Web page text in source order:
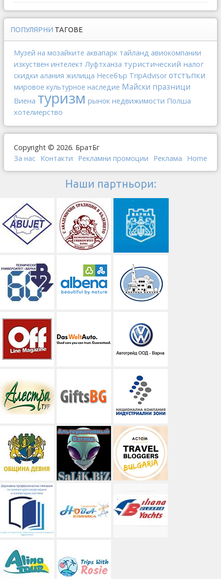
ПОПУЛЯРНИ ТАГОВЕ
Музей на мозайките аквапарк тайланд авиокомпании
изкуствен интелект Луфтханза туристический налог
скидки алания жилища Несебър TripAdvisor отстъпки
мировое культурное наследие Майски празници
Виена туризм рынок недвижимости Полша
хотелиерство
Copyright © 2026. БратБг
За нас Контакти Рекламни промоции Реклама Home
Наши партньори: